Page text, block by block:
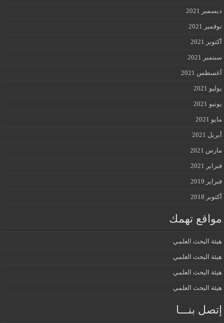
ديسمبر 2021
نوفمبر 2021
أكتوبر 2021
سبتمبر 2021
أغسطس 2021
يوليو 2021
يونيو 2021
مايو 2021
أبريل 2021
مارس 2021
فبراير 2021
فبراير 2019
أكتوبر 2018
مواقع تهمك
هيئة البحث العلمي
هيئة البحث العلمي
هيئة البحث العلمي
هيئة البحث العلمي
إتصل بنـــا